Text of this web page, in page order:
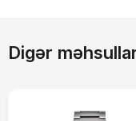
Digər